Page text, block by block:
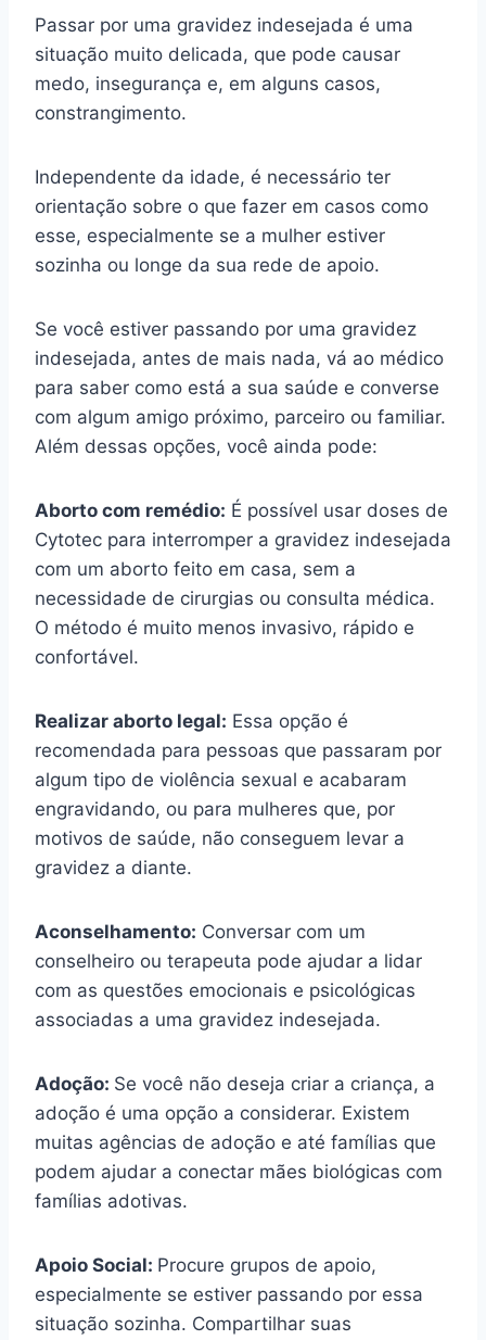
Passar por uma gravidez indesejada é uma
situação muito delicada, que pode causar
medo, insegurança e, em alguns casos,
constrangimento.
Independente da idade, é necessário ter
orientação sobre o que fazer em casos como
esse, especialmente se a mulher estiver
sozinha ou longe da sua rede de apoio.
Se você estiver passando por uma gravidez
indesejada, antes de mais nada, vá ao médico
para saber como está a sua saúde e converse
com algum amigo próximo, parceiro ou familiar.
Além dessas opções, você ainda pode:
Aborto com remédio: É possível usar doses de
Cytotec para interromper a gravidez indesejada
com um aborto feito em casa, sem a
necessidade de cirurgias ou consulta médica.
O método é muito menos invasivo, rápido e
confortável.
Realizar aborto legal: Essa opção é
recomendada para pessoas que passaram por
algum tipo de violência sexual e acabaram
engravidando, ou para mulheres que, por
motivos de saúde, não conseguem levar a
gravidez a diante.
Aconselhamento: Conversar com um
conselheiro ou terapeuta pode ajudar a lidar
com as questões emocionais e psicológicas
associadas a uma gravidez indesejada.
Adoção: Se você não deseja criar a criança, a
adoção é uma opção a considerar. Existem
muitas agências de adoção e até famílias que
podem ajudar a conectar mães biológicas com
famílias adotivas.
Apoio Social: Procure grupos de apoio,
especialmente se estiver passando por essa
situação sozinha. Compartilhar suas